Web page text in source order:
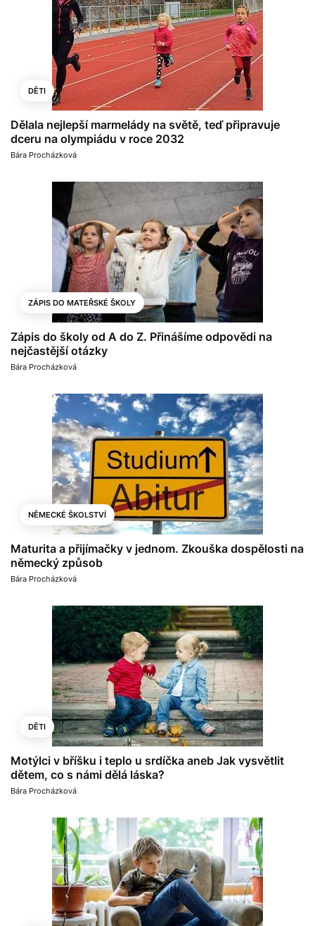
DĚTI
Dělala nejlepší marmelády na světě, teď připravuje
dceru na olympiádu v roce 2032
Bára Procházková
ZÁPIS DO MATEŘSKÉ ŠKOLY
Zápis do školy od A do Z. Přinášíme odpovědi na
nejčastější otázky
Bára Procházková
NĚMECKÉ ŠKOLSTVÍ
Maturita a přijímačky v jednom. Zkouška dospělosti na
německý způsob
Bára Procházková
DĚTI
Motýlci v bříšku i teplo u srdíčka aneb Jak vysvětlit
dětem, co s námi dělá láska?
Bára Procházková